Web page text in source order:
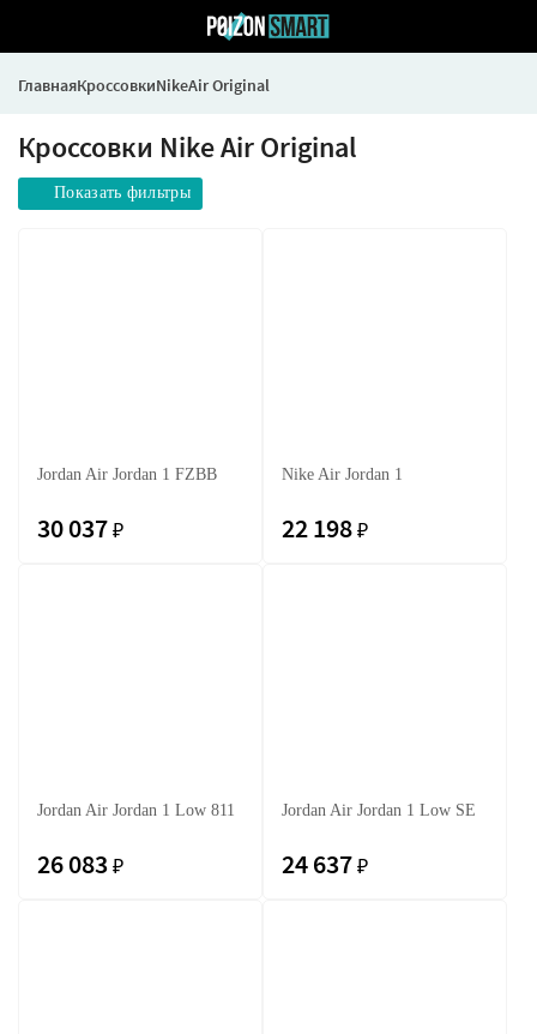
ГлавнаяКроссовкиNikeAir Original
Кроссовки Nike Air Original
Показать фильтры
Jordan Air Jordan 1 FZBB
30 037 ₽
Nike Air Jordan 1
22 198 ₽
Jordan Air Jordan 1 Low 811
26 083 ₽
Jordan Air Jordan 1 Low SE
24 637 ₽